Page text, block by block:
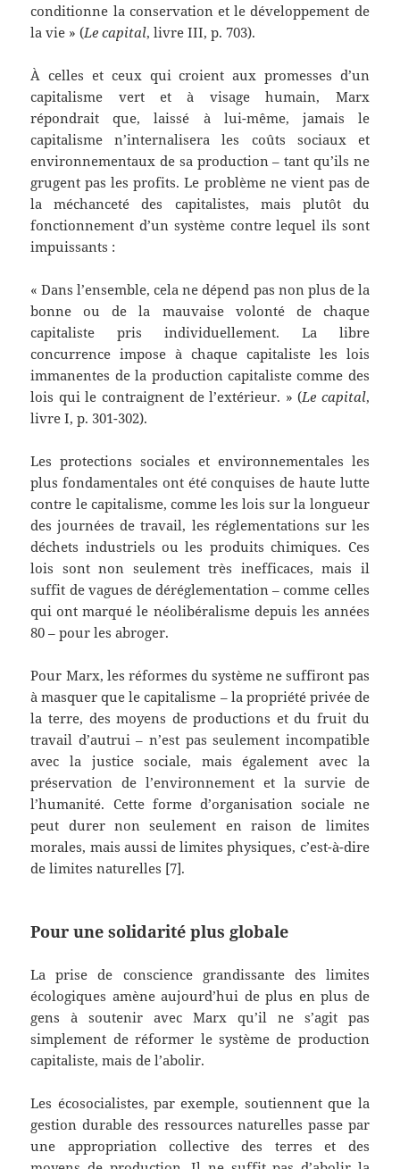
conditionne la conservation et le développement de
la vie » (Le capital, livre III, p. 703).
À celles et ceux qui croient aux promesses d’un
capitalisme vert et à visage humain, Marx
répondrait que, laissé à lui-même, jamais le
capitalisme n’internalisera les coûts sociaux et
environnementaux de sa production – tant qu’ils ne
grugent pas les profits. Le problème ne vient pas de
la méchanceté des capitalistes, mais plutôt du
fonctionnement d’un système contre lequel ils sont
impuissants :
« Dans l’ensemble, cela ne dépend pas non plus de la
bonne ou de la mauvaise volonté de chaque
capitaliste pris individuellement. La libre
concurrence impose à chaque capitaliste les lois
immanentes de la production capitaliste comme des
lois qui le contraignent de l’extérieur. » (Le capital,
livre I, p. 301-302).
Les protections sociales et environnementales les
plus fondamentales ont été conquises de haute lutte
contre le capitalisme, comme les lois sur la longueur
des journées de travail, les réglementations sur les
déchets industriels ou les produits chimiques. Ces
lois sont non seulement très inefficaces, mais il
suffit de vagues de déréglementation – comme celles
qui ont marqué le néolibéralisme depuis les années
80 – pour les abroger.
Pour Marx, les réformes du système ne suffiront pas
à masquer que le capitalisme – la propriété privée de
la terre, des moyens de productions et du fruit du
travail d’autrui – n’est pas seulement incompatible
avec la justice sociale, mais également avec la
préservation de l’environnement et la survie de
l’humanité. Cette forme d’organisation sociale ne
peut durer non seulement en raison de limites
morales, mais aussi de limites physiques, c’est-à-dire
de limites naturelles [7].
Pour une solidarité plus globale
La prise de conscience grandissante des limites
écologiques amène aujourd’hui de plus en plus de
gens à soutenir avec Marx qu’il ne s’agit pas
simplement de réformer le système de production
capitaliste, mais de l’abolir.
Les écosocialistes, par exemple, soutiennent que la
gestion durable des ressources naturelles passe par
une appropriation collective des terres et des